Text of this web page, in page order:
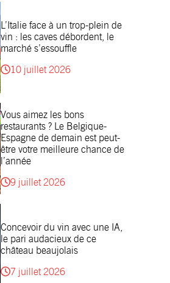
L’Italie face à un trop-plein de
vin : les caves débordent, le
marché s’essouffle
10 juillet 2026
Vous aimez les bons
restaurants ? Le Belgique-
Espagne de demain est peut-
être votre meilleure chance de
l’année
9 juillet 2026
Concevoir du vin avec une IA,
le pari audacieux de ce
château beaujolais
7 juillet 2026